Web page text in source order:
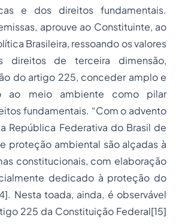
e dos direitos fundamentais.
aprouve ao Constituinte, ao
Brasileira, ressoando os valores
direitos de terceira dimensão,
do artigo 225, conceder amplo e
ao meio ambiente como pilar
fundamentais. “Com o advento
República Federativa do Brasil de
proteção ambiental são alçadas à
constitucionais, com elaboração
dedicado à proteção do
Nesta toada, ainda, é observável
225 da Constituição Federal[15]